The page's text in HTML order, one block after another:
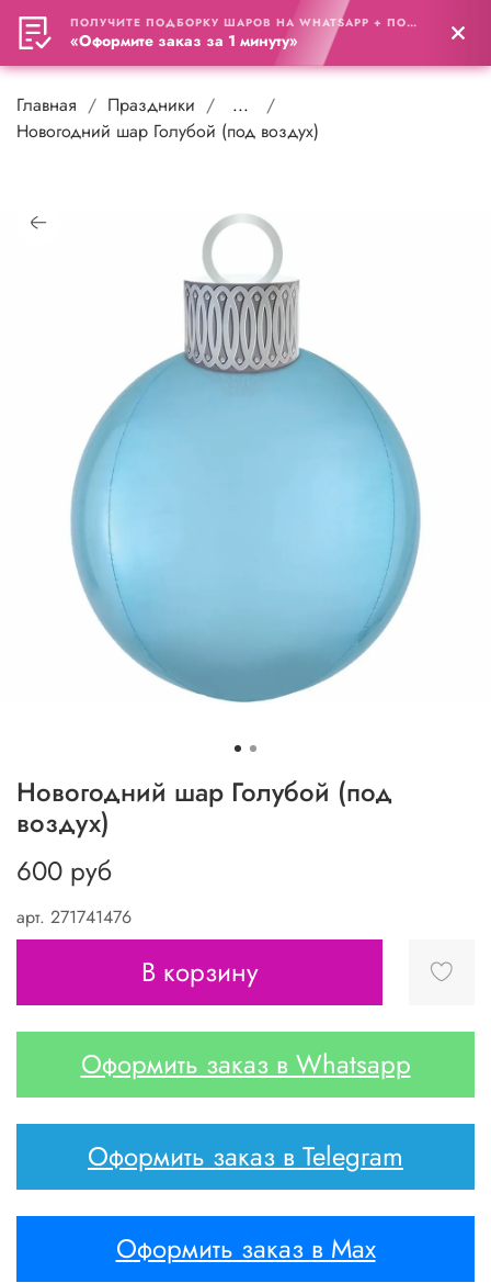
0
Главная Праздники
...
Новогодний шар Голубой (под воздух)
арт. 271741476
Новогодний шар Голубой (под
воздух)
600 руб
В корзину
Оформить заказ в Whatsapp
Оформить заказ в Telegram
Оформить заказ в Max
ПОЛУЧИТЕ ПОДБОРКУ ШАРОВ НА WHATSAPP + ПОДАРОК
«Оформите заказ за 1 минуту»